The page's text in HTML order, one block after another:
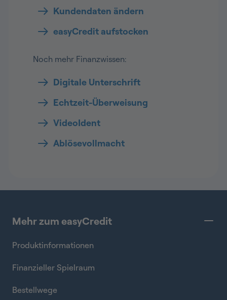
Kundendaten ändern
easyCredit aufstocken
Noch mehr Finanzwissen:
Digitale Unterschrift
Echtzeit-Überweisung
VideoIdent
Ablösevollmacht
Mehr zum easyCredit
Produktinformationen
Finanzieller Spielraum
Bestellwege